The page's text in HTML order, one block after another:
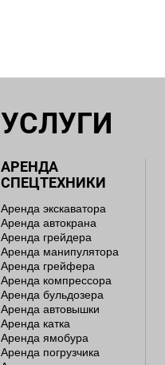
УСЛУГИ
АРЕНДА
СПЕЦТЕХНИКИ
Аренда экскаватора
Аренда автокрана
Аренда грейдера
Аренда манипулятора
Аренда грейфера
Аренда компрессора
Аренда бульдозера
Аренда автовышки
Аренда катка
Аренда ямобура
Аренда погрузчика